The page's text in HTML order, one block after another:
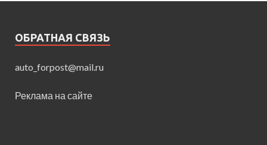
ОБРАТНАЯ СВЯЗЬ
auto_forpost@mail.ru
Реклама на сайте